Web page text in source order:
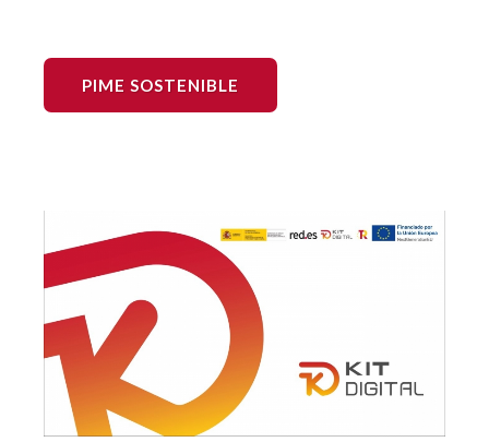
PIME SOSTENIBLE